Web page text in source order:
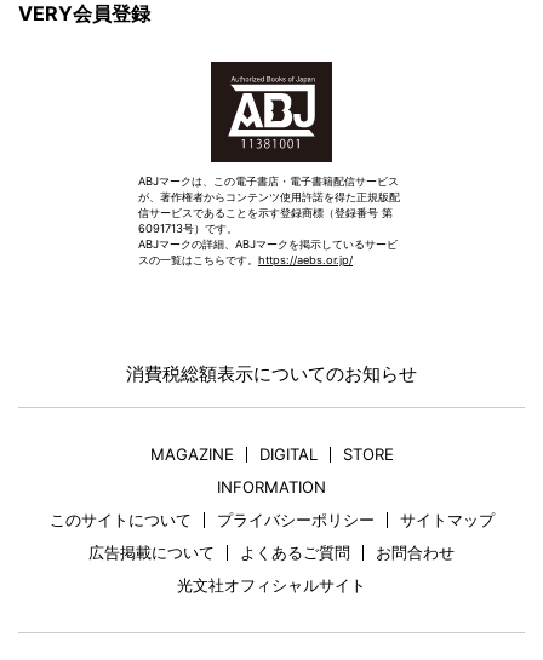
VERY会員登録
ABJマークは、この電子書店・電子書籍配信サービス
が、著作権者からコンテンツ使用許諾を得た正規版配
信サービスであることを示す登録商標（登録番号 第
6091713号）です。
ABJマークの詳細、ABJマークを掲示しているサービ
スの一覧はこちらです。 https://aebs.or.jp/
消費税総額表示についてのお知らせ
MAGAZINE DIGITAL
STORE
INFORMATION
このサイトについて
プライバシーポリシー
サイトマップ
広告掲載について
よくあるご質問
お問合わせ
光文社オフィシャルサイト